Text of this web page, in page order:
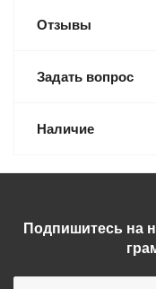
Отзывы
Задать вопрос
Наличие
Подпишитесь на